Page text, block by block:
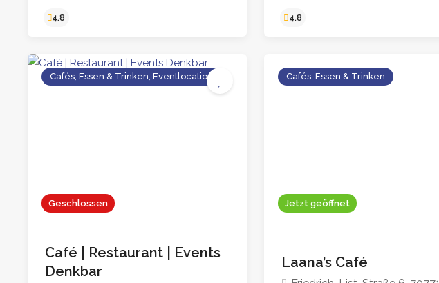
Geschlossen
Cafés, Essen & Trinken, Eventlocations
Café | Restaurant | Events
Denkbar
Jetzt geöffnet
Cafés, Essen & Trinken
Laana’s Café